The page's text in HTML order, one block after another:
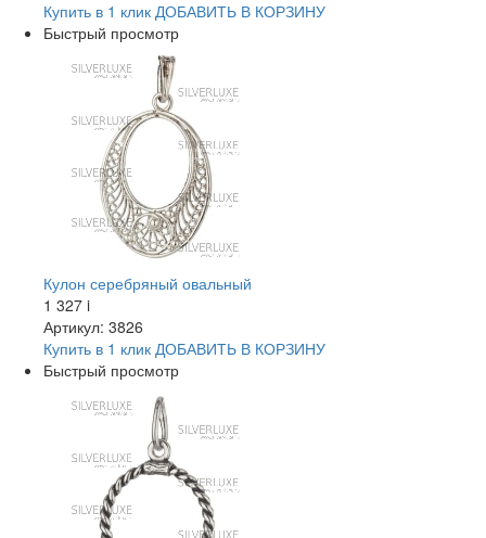
Купить в 1 клик ДОБАВИТЬ В КОРЗИНУ
Быстрый просмотр
Кулон серебряный овальный
1 327 i
Артикул: 3826
Купить в 1 клик ДОБАВИТЬ В КОРЗИНУ
Быстрый просмотр